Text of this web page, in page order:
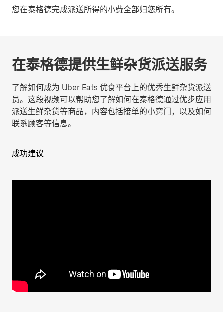
您在泰格德完成派送所得的小费全部归您所有。
在泰格德提供生鲜杂货派送服务
了解如何成为 Uber Eats 优食平台上的优秀生鲜杂货派送
员。这段视频可以帮助您了解如何在泰格德通过优步应用
派送生鲜杂货等商品，内容包括接单的小窍门，以及如何
联系顾客等信息。
成功建议